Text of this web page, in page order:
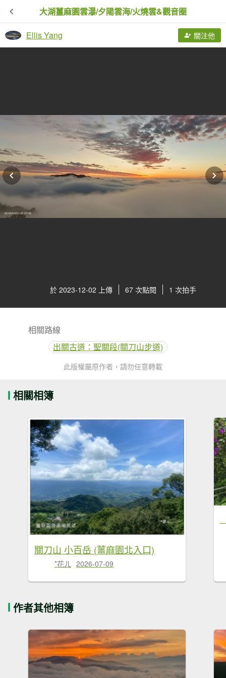
大湖薑麻園雲瀑/夕陽雲海/火燒雲&觀音圈
Ellis Yang 關注他
於 2023-12-02 上傳 67 次點閱 1 次拍手
相關路線
出關古道：聖關段(關刀山步道)
此版權屬原作者，請勿任意轉載
相關相簿
關刀山 小百岳 (薑麻園北入口)
*花ㄦ 2026-07-09
作者其他相簿